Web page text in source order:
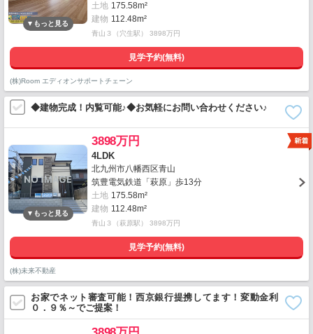
土地 175.58m²
建物 112.48m²
青山３（穴生駅） 3898万円
見学予約(無料)
(株)Room エディオンサポートチェーン
◆建物完成！内覧可能♪◆お気軽にお問い合わせください♪
3898万円
4LDK
北九州市八幡西区青山
筑豊電気鉄道「萩原」歩13分
土地 175.58m²
建物 112.48m²
青山３（萩原駅） 3898万円
見学予約(無料)
(株)未来不動産
お家でネット審査可能！西京銀行提携してます！変動金利
０．９％～でご提案！